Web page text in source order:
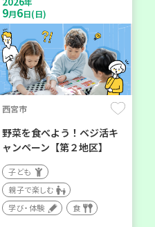
9月6日(日)
西宮市
野菜を食べよう！ベジ活キ
ャンペーン【第２地区】
子ども
親子で楽しむ
学び・体験
食